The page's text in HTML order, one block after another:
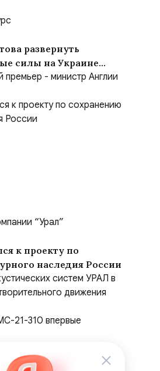
развернуть
силы на Украине
соглашения
премьер - министр Англии
“Урал”
к проекту по
наследия России
систем УРАЛ в
движения